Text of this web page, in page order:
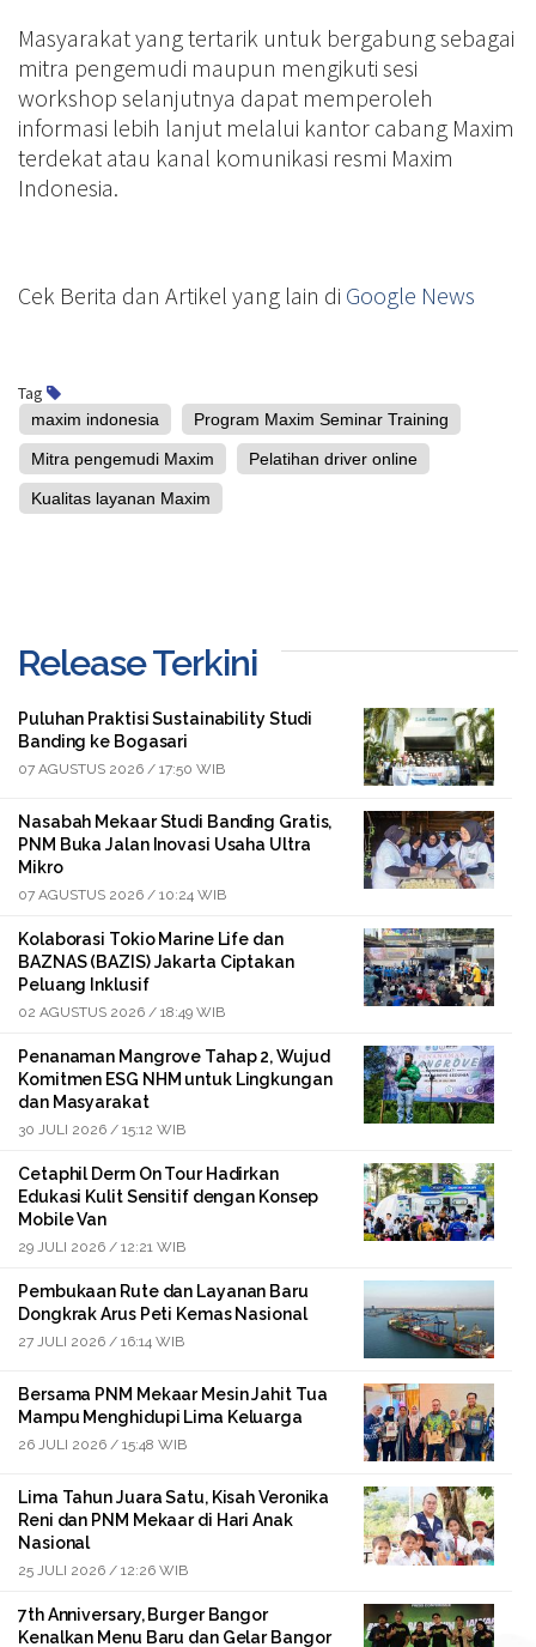
Masyarakat yang tertarik untuk bergabung sebagai
mitra pengemudi maupun mengikuti sesi
workshop selanjutnya dapat memperoleh
informasi lebih lanjut melalui kantor cabang Maxim
terdekat atau kanal komunikasi resmi Maxim
Indonesia.
Cek Berita dan Artikel yang lain di Google News
Tag
maxim indonesia Program Maxim Seminar Training
Mitra pengemudi Maxim Pelatihan driver online
Kualitas layanan Maxim
Release Terkini
Puluhan Praktisi Sustainability Studi
Banding ke Bogasari
07 AGUSTUS 2026 / 17:50 WIB
Nasabah Mekaar Studi Banding Gratis,
PNM Buka Jalan Inovasi Usaha Ultra
Mikro
07 AGUSTUS 2026 / 10:24 WIB
Kolaborasi Tokio Marine Life dan
BAZNAS (BAZIS) Jakarta Ciptakan
Peluang Inklusif
02 AGUSTUS 2026 / 18:49 WIB
Penanaman Mangrove Tahap 2, Wujud
Komitmen ESG NHM untuk Lingkungan
dan Masyarakat
30 JULI 2026 / 15:12 WIB
Cetaphil Derm On Tour Hadirkan
Edukasi Kulit Sensitif dengan Konsep
Mobile Van
29 JULI 2026 / 12:21 WIB
Pembukaan Rute dan Layanan Baru
Dongkrak Arus Peti Kemas Nasional
27 JULI 2026 / 16:14 WIB
Bersama PNM Mekaar Mesin Jahit Tua
Mampu Menghidupi Lima Keluarga
26 JULI 2026 / 15:48 WIB
Lima Tahun Juara Satu, Kisah Veronika
Reni dan PNM Mekaar di Hari Anak
Nasional
25 JULI 2026 / 12:26 WIB
7th Anniversary, Burger Bangor
Kenalkan Menu Baru dan Gelar Bangor